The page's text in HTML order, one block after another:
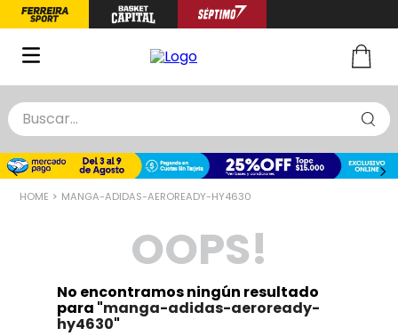
Buscar...
MANGA-ADIDAS-AEROREADY-HY4630
OOPS!
No encontramos ningún resultado
para "manga-adidas-aeroready-
hy4630"
TÉRMINOS MÁS BUSCADOS
1.
zapatillas basquet
chinelas